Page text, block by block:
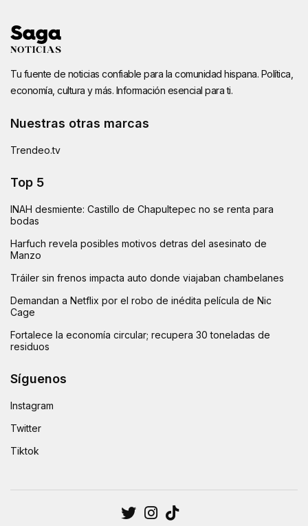
Tu fuente de noticias confiable para la comunidad hispana. Política,
economía, cultura y más. Información esencial para ti.
Nuestras otras marcas
Trendeo.tv
Top 5
INAH desmiente: Castillo de Chapultepec no se renta para
bodas
Harfuch revela posibles motivos detras del asesinato de
Manzo
Tráiler sin frenos impacta auto donde viajaban chambelanes
Demandan a Netflix por el robo de inédita película de Nic
Cage
Fortalece la economía circular; recupera 30 toneladas de
residuos
Síguenos
Instagram
Twitter
Tiktok